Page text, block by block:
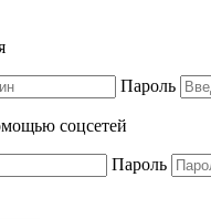
Пароль
соцсетей
Пароль